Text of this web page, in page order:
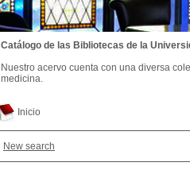
Inicio
New search
Catálogo de las Bibliotecas de la
Nuestro acervo cuenta con una diversa
medicina.